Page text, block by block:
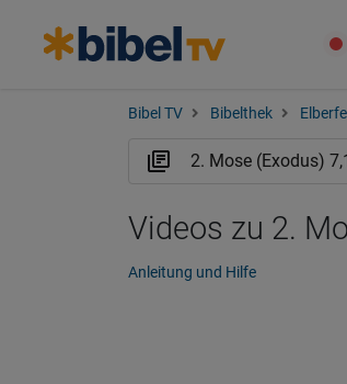
Bibel TV Bibelthek
Videos zu 2.
Anleitung und Hilfe